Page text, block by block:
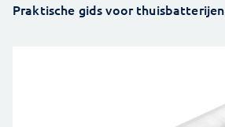
Praktische gids voor thuisbatterijen